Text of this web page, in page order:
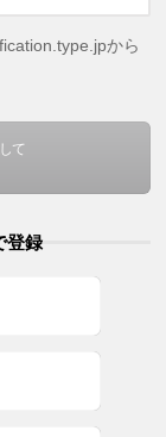
から
て
登録